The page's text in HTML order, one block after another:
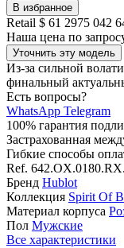
В избранное
Retail $ 61 2975 042
Наша цена по
Уточнить эту модель
Из-за сильной
финальный
Есть вопросы?
WhatsApp Telegram
100% гарантия
Застрахованная
Гибкие способы
Ref.
Бренд Hublot
Коллекция Spirit Of
Материал корпуса
Пол Мужские
Все характеристики